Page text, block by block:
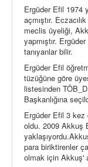
Ergüder Efil 1974
açmıştır.
meclis üyeliği,
yapmıştır.
tanıyanlar bilir.
Ergüder Efil
tüzüğüne göre
listesinden
Başkanlığına
Ergüder Efil 3 kez
oldu. 2009 Akkuş
para biriktirenler
olmak için Akkuş'